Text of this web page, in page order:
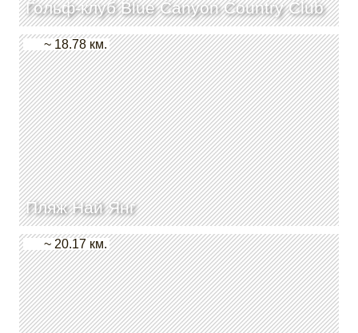
Гольф-клуб Blue Canyon Country Club
Пляж Най Янг
~ 18.78 км.
~ 20.17 км.